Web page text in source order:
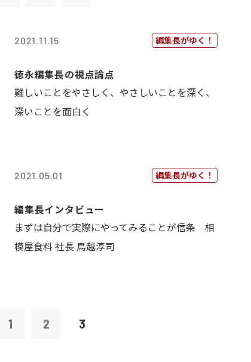
2021.11.15 編集長がゆく！
徳永編集長の視点論点
難しいことをやさしく、やさしいことを深く、
深いことを面白く
2021.05.01 編集長がゆく！
編集長インタビュー
まずは自分で実際にやってみることが信条 相
模屋食料 社長 鳥越淳司
1 2 3